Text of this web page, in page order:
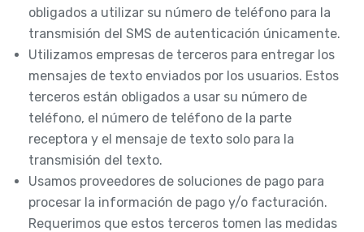
obligados a utilizar su número de teléfono para la
transmisión del SMS de autenticación únicamente.
Utilizamos empresas de terceros para entregar los
mensajes de texto enviados por los usuarios. Estos
terceros están obligados a usar su número de
teléfono, el número de teléfono de la parte
receptora y el mensaje de texto solo para la
transmisión del texto.
Usamos proveedores de soluciones de pago para
procesar la información de pago y/o facturación.
Requerimos que estos terceros tomen las medidas